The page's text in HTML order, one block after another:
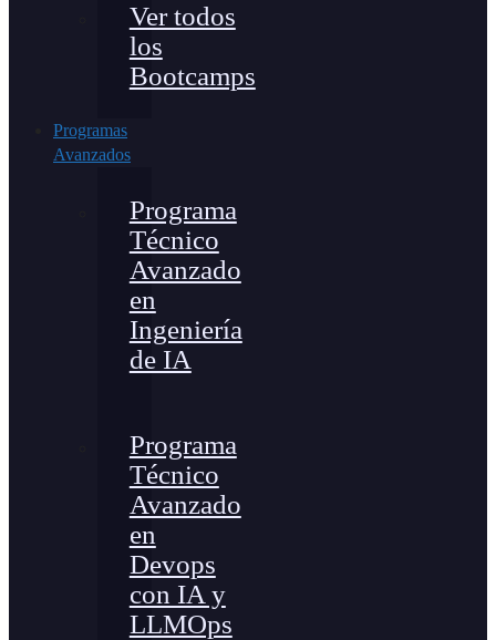
Ver todos
los
Bootcamps
Programas
Avanzados
Programa
Técnico
Avanzado
en
Ingeniería
de IA
Programa
Técnico
Avanzado
en
Devops
con IA y
LLMOps